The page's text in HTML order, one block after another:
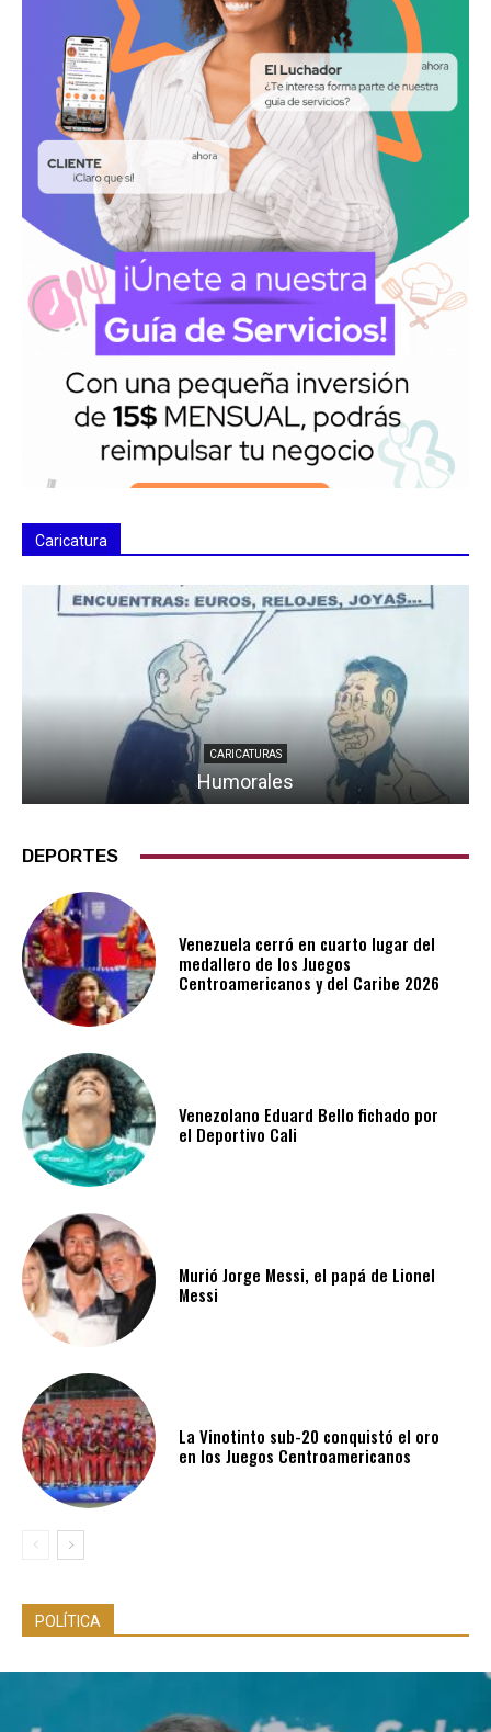
Caricatura
CARICATURAS
Humorales
DEPORTES
Venezuela cerró en cuarto lugar del
medallero de los Juegos
Centroamericanos y del Caribe 2026
Venezolano Eduard Bello fichado por
el Deportivo Cali
Murió Jorge Messi, el papá de Lionel
Messi
La Vinotinto sub-20 conquistó el oro
en los Juegos Centroamericanos
POLÍTICA